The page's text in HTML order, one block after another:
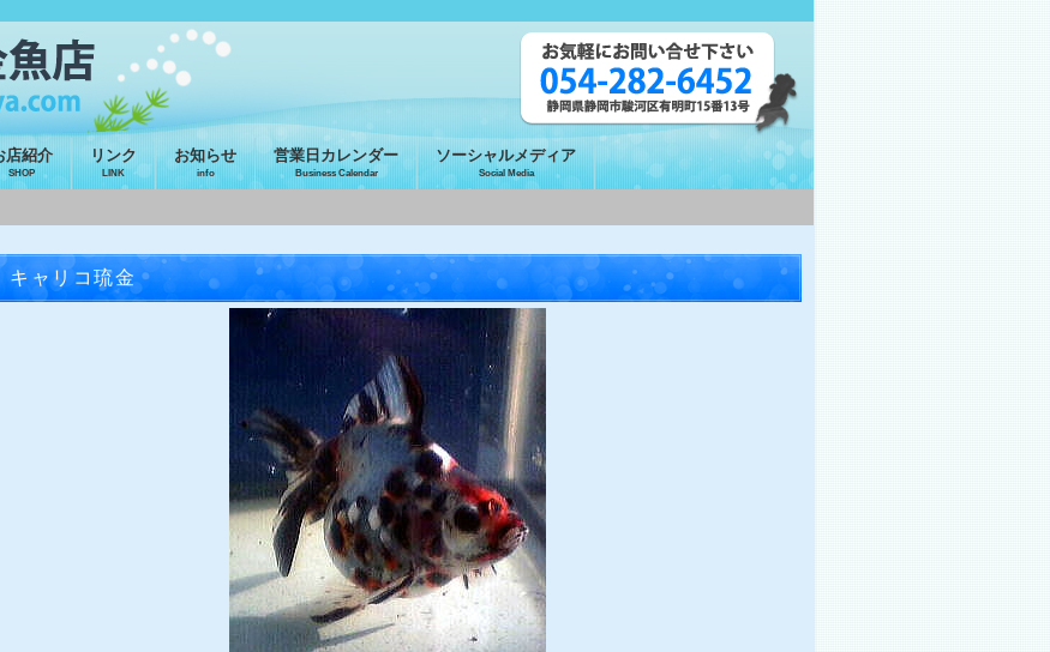
店紹介
SHOP
リンク
LINK
お知らせ
info
営業日カレンダー
Business Calendar
ソーシャルメディア
Social Media
キャリコ琉金